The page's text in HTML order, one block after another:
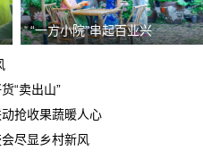
“一方小院”串起百业兴
“卖出山”
抢收果蔬暖人心
尽显乡村新风